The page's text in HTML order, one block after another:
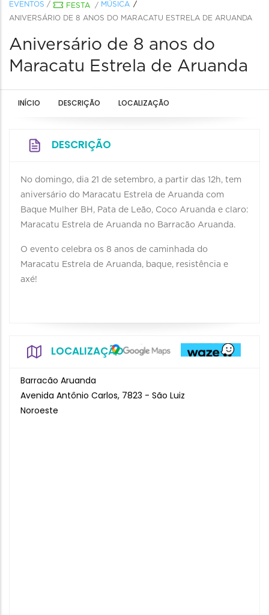
EVENTOS / FESTA / MÚSICA
ANIVERSÁRIO DE 8 ANOS DO MARACATU ESTRELA DE ARUANDA
Aniversário de 8 anos do
Maracatu Estrela de Aruanda
INÍCIO DESCRIÇÃO LOCALIZAÇÃO
DESCRIÇÃO
No domingo, dia 21 de setembro, a partir das 12h, tem
aniversário do Maracatu Estrela de Aruanda com
Baque Mulher BH, Pata de Leão, Coco Aruanda e claro:
Maracatu Estrela de Aruanda no Barracão Aruanda.
O evento celebra os 8 anos de caminhada do
Maracatu Estrela de Aruanda, baque, resistência e
axé!
LOCALIZAÇÃO
Barracão Aruanda
Avenida Antônio Carlos, 7823 - São Luiz
Noroeste